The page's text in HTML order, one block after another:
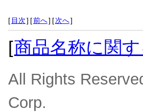
[ 目次] [前へ] [次へ]
[商品名称に関
All Rights
Corp.